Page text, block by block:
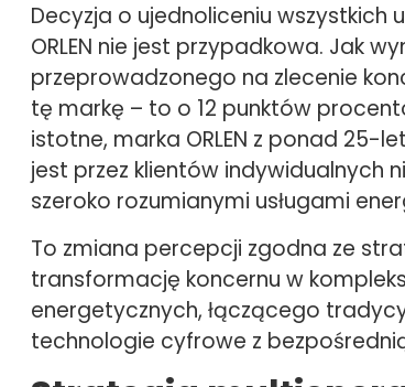
Decyzja o ujednoliceniu wszystkich
ORLEN nie jest przypadkowa. Jak
przeprowadzonego na zlecenie
tę markę – to o 12 punktów
istotne, marka ORLEN z ponad 25-
jest przez klientów indywidualnych
szeroko rozumianymi usługami
To zmiana percepcji zgodna ze
transformację koncernu w
energetycznych, łączącego
technologie cyfrowe z